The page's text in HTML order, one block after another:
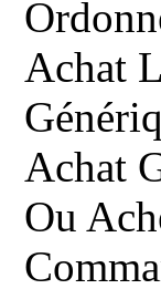
Achat
Achat
Ou